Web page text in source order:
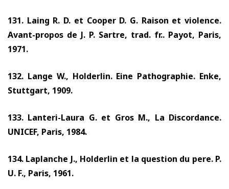
131. Laing R. D. et Cooper D. G. Raison et violence.
Avant-propos de J. P. Sartre, trad. fr.. Payot, Paris,
1971.
132. Lange W., Holderlin. Eine Pathographie. Enke,
Stuttgart, 1909.
133. Lanteri-Laura G. et Gros M., La Discordance.
UNICEF, Paris, 1984.
134. Laplanche J., Holderlin et la question du pere. P.
U. F., Paris, 1961.